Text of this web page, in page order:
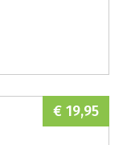
€ 19,95